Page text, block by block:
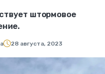
штормовое
28 августа, 2023